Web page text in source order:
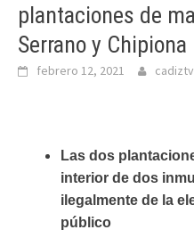
plantaciones de
Serrano y Chipiona
febrero 12, 2021 cadiztv
Las dos
interior de dos
ilegalmente de la
público